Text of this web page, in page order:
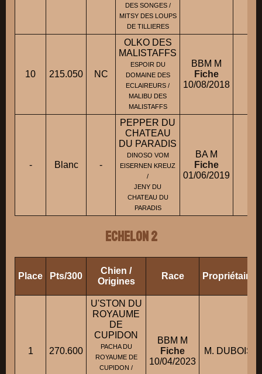
DES SONGES /
MITSY DES LOUPS
DE TILLIERES
10 215.050 NC
OLKO DES
MALISTAFFS
ESPOIR DU
DOMAINE DES
ECLAIREURS /
MALIBU DES
MALISTAFFS
BBM M
Fiche
10/08/2018
- Blanc -
PEPPER DU
CHATEAU
DU PARADIS
DINOSO VOM
EISERNEN KREUZ
/
JENY DU
CHATEAU DU
PARADIS
BA M
Fiche
01/06/2019
ECHELON 2
Place Pts/300
Chien /
Origines
Race Propriétaire/
1 270.600
U'STON DU
ROYAUME
DE
CUPIDON
PACHA DU
ROYAUME DE
CUPIDON /
BBM M
Fiche
10/04/2023
M. DUBOIS